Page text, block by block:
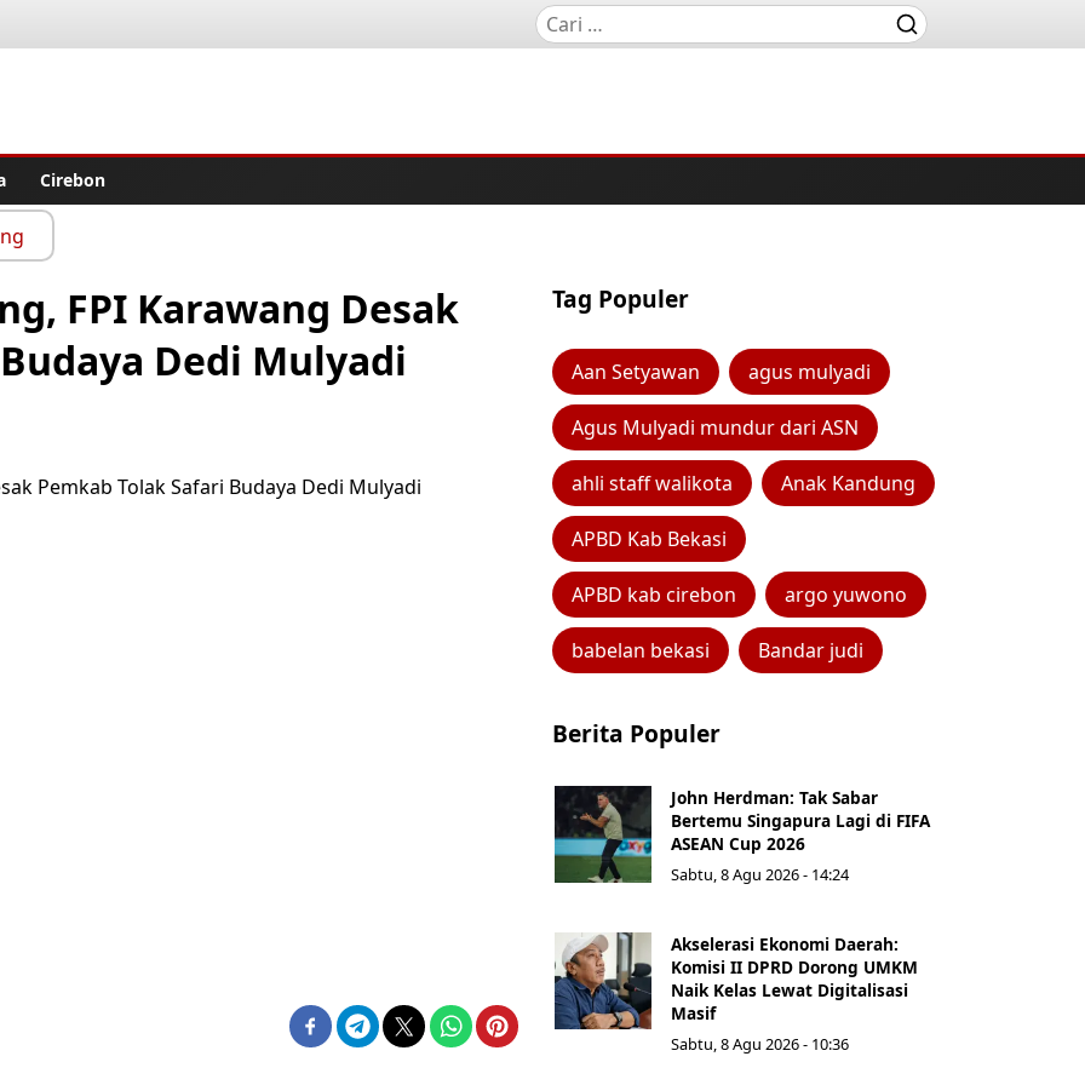
Cirebon
FPI Karawang Desak
Dedi Mulyadi
Tag Populer
Aan Setyawan agus mulyadi
Agus Mulyadi mundur dari ASN
ahli staff walikota Anak Kandung
APBD Kab Bekasi
APBD kab cirebon argo yuwono
babelan bekasi Bandar judi
Berita Populer
John Herdman: Tak Sabar
Bertemu Singapura Lagi di FIFA
ASEAN Cup 2026
Sabtu, 8 Agu 2026 - 14:24
Akselerasi Ekonomi Daerah:
Komisi II DPRD Dorong UMKM
Naik Kelas Lewat Digitalisasi
Masif
Sabtu, 8 Agu 2026 - 10:36